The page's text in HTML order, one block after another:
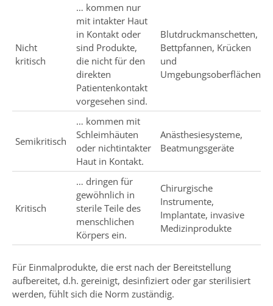
Nicht
kritisch
… kommen nur
mit intakter Haut
in Kontakt oder
sind Produkte,
die nicht für den
direkten
Patientenkontakt
vorgesehen sind.
Blutdruckmanschetten,
Bettpfannen, Krücken
und
Umgebungsoberflächen
Semikritisch
… kommen mit
Schleimhäuten
oder nichtintakter
Haut in Kontakt.
Anästhesiesysteme,
Beatmungsgeräte
Kritisch
… dringen für
gewöhnlich in
sterile Teile des
menschlichen
Körpers ein.
Chirurgische
Instrumente,
Implantate, invasive
Medizinprodukte
Für Einmalprodukte, die erst nach der Bereitstellung
aufbereitet, d.h. gereinigt, desinfiziert oder gar sterilisiert
werden, fühlt sich die Norm zuständig.